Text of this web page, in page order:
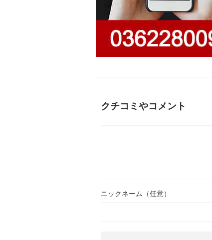
クチコミやコメント
ニックネーム（任意）